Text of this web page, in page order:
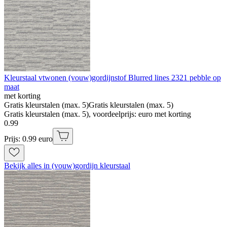
Kleurstaal vtwonen (vouw)gordijnstof Blurred lines 2321 pebble op
maat
met korting
Gratis kleurstalen (max. 5)Gratis kleurstalen (max. 5)
Gratis kleurstalen (max. 5), voordeelprijs: euro met korting
0.99
Prijs: 0.99 euro
Bekijk alles in (vouw)gordijn kleurstaal